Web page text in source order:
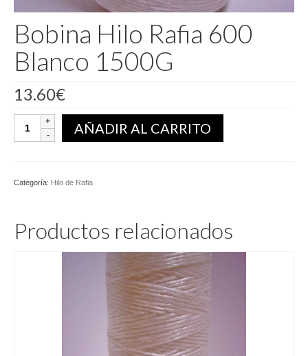
Bobina Hilo Rafia 600
Blanco 1500G
13.60€
Bobina
Hilo
1500G
AÑADIR AL CARRITO
Categoría: Hilo de Rafia
Productos relacionados